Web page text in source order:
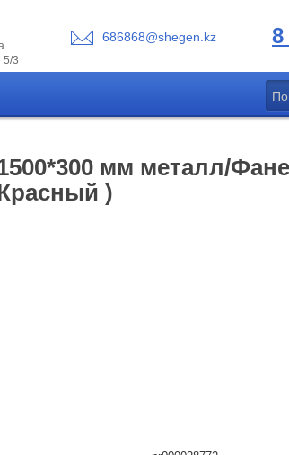
5/3
686868@shegen.kz 8
мм металл/
)